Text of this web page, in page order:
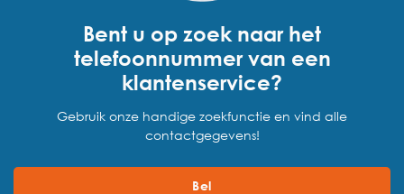
Bent u op zoek naar het
telefoonnummer van een
klantenservice?
Gebruik onze handige zoekfunctie en vind alle
contactgegevens!
Bel